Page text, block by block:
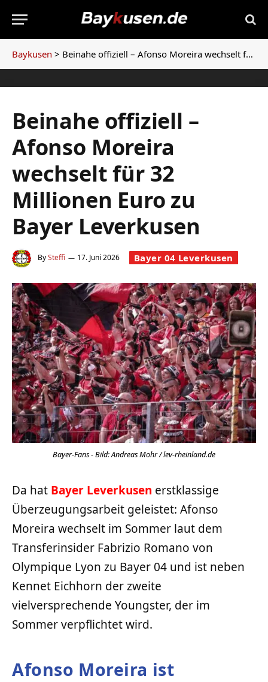
Baykusen > Beinahe offiziell – Afonso Moreira wechselt für 32 Millionen Euro zu Bayer Leverkusen
Beinahe offiziell –
Afonso Moreira
wechselt für 32
Millionen Euro zu
Bayer Leverkusen
BySteffi 17. Juni 2026 Bayer 04 Leverkusen
Bayer-Fans - Bild: Andreas Mohr / lev-rheinland.de
Da hat Bayer Leverkusen erstklassige
Überzeugungsarbeit geleistet: Afonso
Moreira wechselt im Sommer laut dem
Transferinsider Fabrizio Romano von
Olympique Lyon zu Bayer 04 und ist neben
Kennet Eichhorn der zweite
vielversprechende Youngster, der im
Sommer verpflichtet wird.
Afonso Moreira ist